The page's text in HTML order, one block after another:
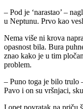
– Pod je ‘narastao’ –
u Neptunu. Prvo kao
Nema više ni krova
opasnost bila. Bura
znao kako je u tim
problem.
– Puno toga je bilo trulo
Pavo i on su vršnjaci,
I opet povratak na priču